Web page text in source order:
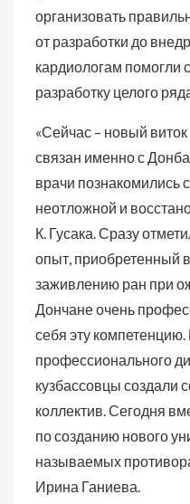
организовать
от разработки до
кардиологам помогли
разработку целого
«Сейчас – новый
связан именно с
врачи познакомились
неотложной и
К. Гусака. Сразу
опыт, приобретенный
заживлению ран при
Дончане очень
себя эту
профессионального
кузбассовцы создали
коллектив. Сегодня
по созданию нового
называемых
Ирина Ганиева.